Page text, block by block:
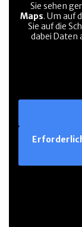
Sie sehen
Maps. Um auf
Sie auf die
dabei Daten